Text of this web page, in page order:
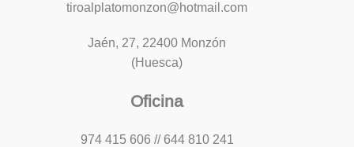
tiroalplatomonzon@hotmail.com
Jaén, 27, 22400 Monzón
(Huesca)
Oficina
974 415 606 // 644 810 241